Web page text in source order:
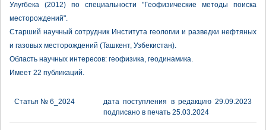
Улугбека (2012) по специальности "Геофизические методы поиска
месторождений".
Старший научный сотрудник Института геологии и разведки нефтяных
и газовых месторождений (Ташкент, Узбекистан).
Область научных интересов: геофизика, геодинамика.
Имеет 22 публикаций.
Статья № 6_2024
дата поступления в редакцию 29.09.2023
подписано в печать 25.03.2024